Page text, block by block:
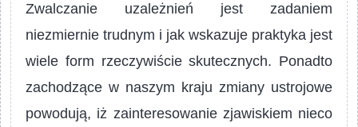
Zwalczanie uzależnień jest zadaniem
niezmiernie trudnym i jak wskazuje praktyka jest
wiele form rzeczywiście skutecznych. Ponadto
zachodzące w naszym kraju zmiany ustrojowe
powodują, iż zainteresowanie zjawiskiem nieco